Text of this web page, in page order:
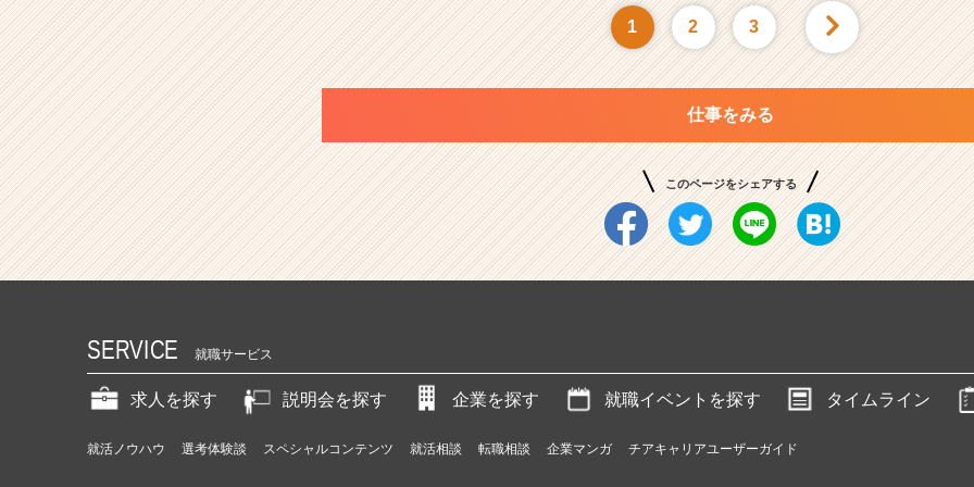
1 2 3
仕事をみる
このページをシェアする
SERVICE 就職サービス
求人を探す 説明会を探す 企業を探す 就職イベントを探す タイムライン
就活ノウハウ 選考体験談 スペシャルコンテンツ 就活相談 転職相談 企業マンガ チアキャリアユーザーガイド